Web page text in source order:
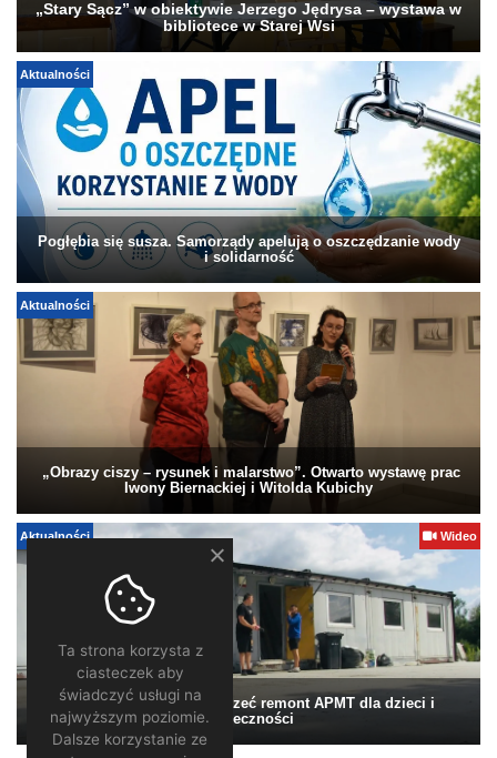
„Stary Sącz” w obiektywie Jerzego Jędrysa – wystawa w
bibliotece w Starej Wsi
Aktualności
Pogłębia się susza. Samorządy apelują o oszczędzanie wody
i solidarność
Aktualności
„Obrazy ciszy – rysunek i malarstwo”. Otwarto wystawę prac
Iwony Biernackiej i Witolda Kubichy
Aktualności Wideo
Pomagamy. Warto wesprzeć remont APMT dla dzieci i
społeczności
Ta strona korzysta z
ciasteczek aby
świadczyć usługi na
najwyższym poziomie.
Dalsze korzystanie ze